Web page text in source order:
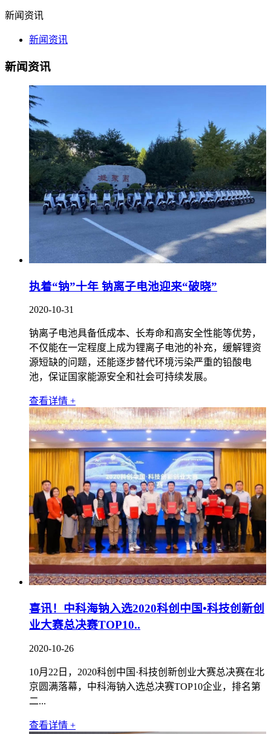
新闻资讯
新闻资讯
新闻资讯
执着“钠”十年 钠离子电池迎来“破晓”
2020-10-31
钠离子电池具备低成本、长寿命和高安全性能等优势，
不仅能在一定程度上成为锂离子电池的补充，缓解锂资
源短缺的问题，还能逐步替代环境污染严重的铅酸电
池，保证国家能源安全和社会可持续发展。
查看详情 +
喜讯！中科海钠入选2020科创中国•科技创新创
业大赛总决赛TOP10..
2020-10-26
10月22日，2020科创中国·科技创新创业大赛总决赛在北
京圆满落幕，中科海钠入选总决赛TOP10企业，排名第
二...
查看详情 +